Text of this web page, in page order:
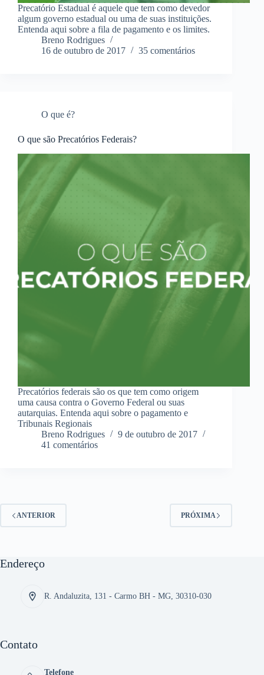
Precatório Estadual é aquele que tem como devedor
algum governo estadual ou uma de suas instituições.
Entenda aqui sobre a fila de pagamento e os limites.
Breno Rodrigues
16 de outubro de 2017
35 comentários
O que é?
O que são Precatórios Federais?
Precatórios federais são os que tem como origem
uma causa contra o Governo Federal ou suas
autarquias. Entenda aqui sobre o pagamento e
Tribunais Regionais
Breno Rodrigues
9 de outubro de 2017
41 comentários
ANTERIOR PRÓXIMA
Endereço
R. Andaluzita, 131 - Carmo BH - MG, 30310-030
Contato
Telefone